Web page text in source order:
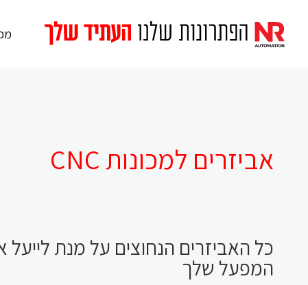
אביזרים למכונות CNC
כל האביזרים הנחוצים על מנת לייעל
המפעל שלך